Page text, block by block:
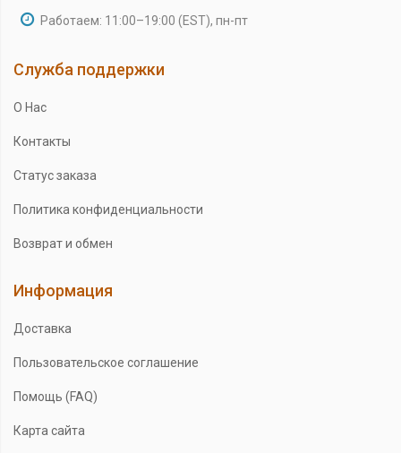
Работаем: 11:00–19:00 (EST), пн-пт
Служба поддержки
О Нас
Контакты
Статус заказа
Политика конфиденциальности
Возврат и обмен
Информация
Доставка
Пользовательское соглашение
Помощь (FAQ)
Карта сайта